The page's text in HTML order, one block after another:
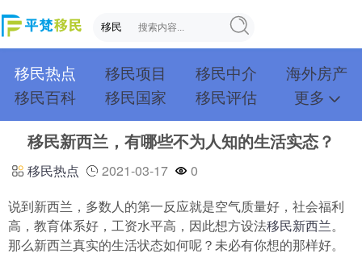
移民热点 移民项目 移民中介
海外房产
移民百科
移民国家 移民评估
更多
成功案例
投资移民 创业移民
购房移民
护照移民
技术移民 雇主移民
移民学院
联系我们
移民新西兰，有哪些不为人知的生活实态？
移民热点 2021-03-17
0
说到新西兰，多数人的第一反应就是空气质量好，社会福利
高，教育体系好，工资水平高，因此想方设法移民新西兰。
那么新西兰真实的生活状态如何呢？未必有你想的那样好。